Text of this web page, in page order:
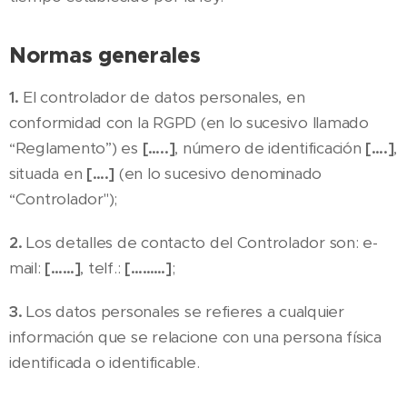
Normas generales
1. El controlador de datos personales, en
conformidad con la RGPD (en lo sucesivo llamado
“Reglamento”) es […..], número de identificación [….],
situada en [….] (en lo sucesivo denominado
“Controlador");
2.Los detalles de contacto del Controlador son: e-
mail: [……], telf.: [………];
3.Los datos personales se refieres a cualquier
información que se relacione con una persona física
identificada o identificable.